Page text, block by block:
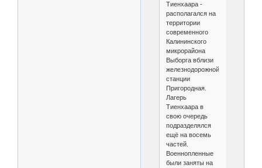
Тиенхаара -
располагался на
территории
современного
Калининского
микрорайона
Выборга вблизи
железнодорожной
станции
Пригородная.
Лагерь
Тиенхаара в
свою очередь
подразделялся
ещё на восемь
частей.
Военнопленные
были заняты на